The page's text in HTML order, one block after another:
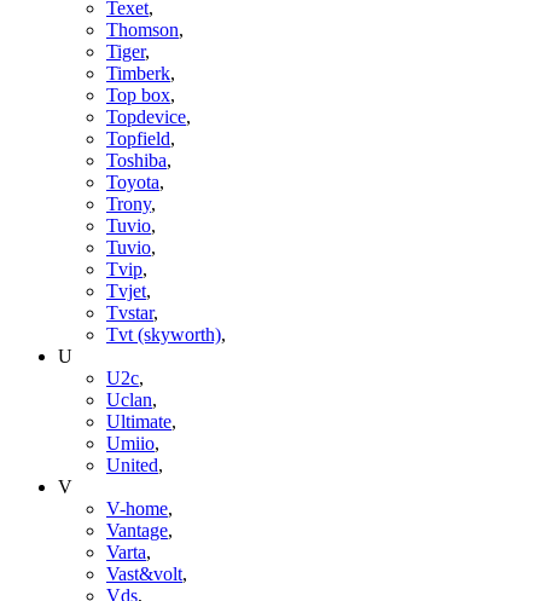
Texet,
Thomson,
Tiger,
Timberk,
Top box,
Topdevice,
Topfield,
Toshiba,
Toyota,
Trony,
Tuvio,
Tuvio,
Tvip,
Tvjet,
Tvstar,
Tvt (skyworth),
U
U2c,
Uclan,
Ultimate,
Umiio,
United,
V
V-home,
Vantage,
Varta,
Vast&volt,
Vds,